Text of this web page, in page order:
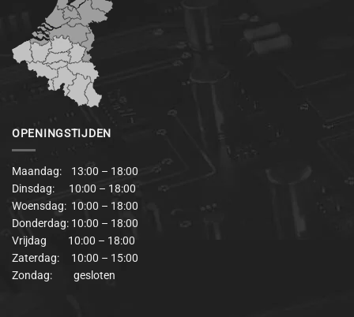
OPENINGSTIJDEN
Maandag: 13:00 – 18:00
Dinsdag: 10:00 – 18:00
Woensdag: 10:00 – 18:00
Donderdag: 10:00 – 18:00
Vrijdag 10:00 – 18:00
Zaterdag: 10:00 – 15:00
Zondag: gesloten